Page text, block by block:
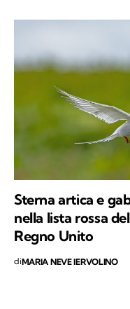
Sterna artica e
nella lista rossa
Regno Unito
diMARIA NEVE IERVOLINO